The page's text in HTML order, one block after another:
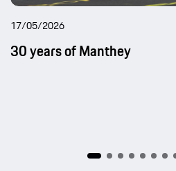
17/05/2026
30 years of Manthey